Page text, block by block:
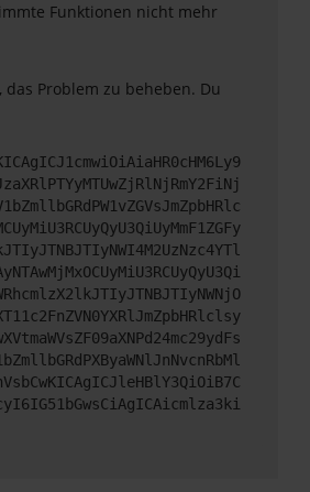
Funktionen nicht mehr
Problem zu beheben. Du